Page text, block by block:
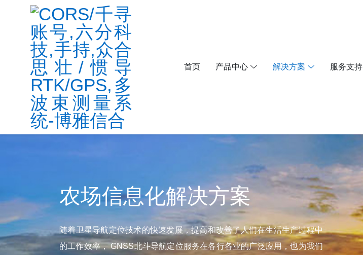
首页 产品中心 解决方案 服务支持
农场信息化解决方案
随着卫星导航定位技术的快速发展，提高和改善了人们在生活生产过程中
的工作效率， GNSS北斗导航定位服务在各行各业的广泛应用，也为我们